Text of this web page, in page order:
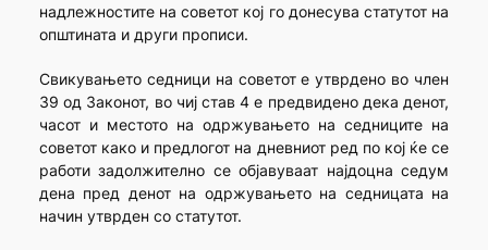
надлежностите на советот кој го донесува статутот на
општината и други прописи.
Свикувањето седници на советот е утврдено во член
39 од Законот, во чиј став 4 е предвидено дека денот,
часот и местото на одржувањето на седниците на
советот како и предлогот на дневниот ред по кој ќе се
работи задолжително се објавуваат најдоцна седум
дена пред денот на одржувањето на седницата на
начин утврден со статутот.